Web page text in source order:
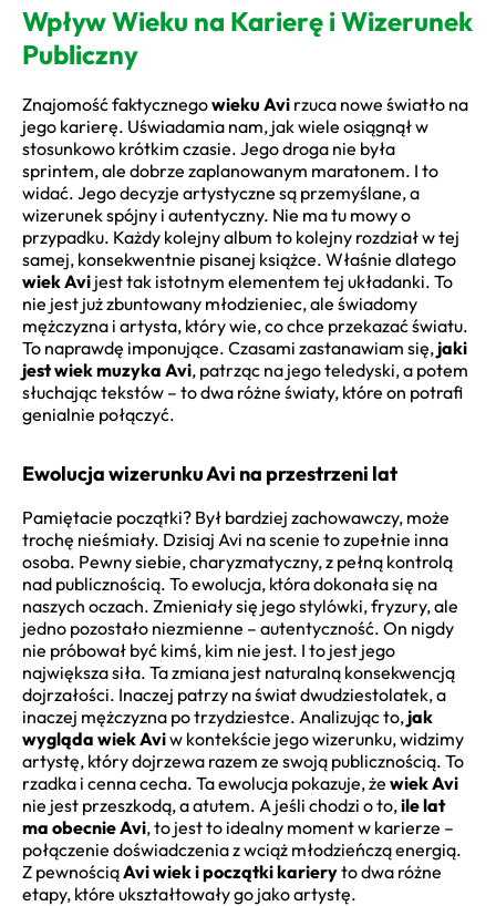
Wpływ Wieku na Karierę i Wizerunek
Publiczny
Znajomość faktycznegowieku Avi rzuca nowe światło na
jego karierę. Uświadamia nam, jak wiele osiągnął w
stosunkowo krótkim czasie. Jego droga nie była
sprintem, ale dobrze zaplanowanym maratonem. I to
widać. Jego decyzje artystyczne są przemyślane, a
wizerunek spójny i autentyczny. Nie ma tu mowy o
przypadku. Każdy kolejny album to kolejny rozdział w tej
samej, konsekwentnie pisanej książce. Właśnie dlatego
wiek Avi jest tak istotnym elementem tej układanki. To
nie jest już zbuntowany młodzieniec, ale świadomy
mężczyzna i artysta, który wie, co chce przekazać światu.
To naprawdę imponujące. Czasami zastanawiam się, jaki
jest wiek muzyka Avi, patrząc na jego teledyski, a potem
słuchając tekstów – to dwa różne światy, które on potrafi
genialnie połączyć.
Ewolucja wizerunku Avi na przestrzeni lat
Pamiętacie początki? Był bardziej zachowawczy, może
trochę nieśmiały. Dzisiaj Avi na scenie to zupełnie inna
osoba. Pewny siebie, charyzmatyczny, z pełną kontrolą
nad publicznością. To ewolucja, która dokonała się na
naszych oczach. Zmieniały się jego stylówki, fryzury, ale
jedno pozostało niezmienne – autentyczność. On nigdy
nie próbował być kimś, kim nie jest. I to jest jego
największa siła. Ta zmiana jest naturalną konsekwencją
dojrzałości. Inaczej patrzy na świat dwudziestolatek, a
inaczej mężczyzna po trzydziestce. Analizując to, jak
wygląda wiek Aviw kontekście jego wizerunku, widzimy
artystę, który dojrzewa razem ze swoją publicznością. To
rzadka i cenna cecha. Ta ewolucja pokazuje, że wiek Avi
nie jest przeszkodą, a atutem. A jeśli chodzi o to,ile lat
ma obecnie Avi, to jest to idealny moment w karierze –
połączenie doświadczenia z wciąż młodzieńczą energią.
Z pewnościąAvi wiek i początki karieryto dwa różne
etapy, które ukształtowały go jako artystę.